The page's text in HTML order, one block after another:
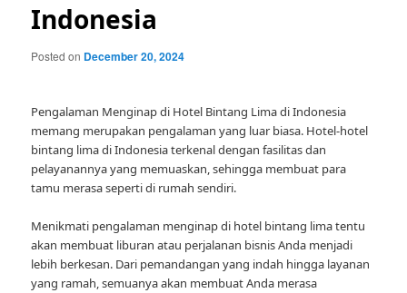
Indonesia
Posted on December 20, 2024
Pengalaman Menginap di Hotel Bintang Lima di Indonesia
memang merupakan pengalaman yang luar biasa. Hotel-hotel
bintang lima di Indonesia terkenal dengan fasilitas dan
pelayanannya yang memuaskan, sehingga membuat para
tamu merasa seperti di rumah sendiri.
Menikmati pengalaman menginap di hotel bintang lima tentu
akan membuat liburan atau perjalanan bisnis Anda menjadi
lebih berkesan. Dari pemandangan yang indah hingga layanan
yang ramah, semuanya akan membuat Anda merasa